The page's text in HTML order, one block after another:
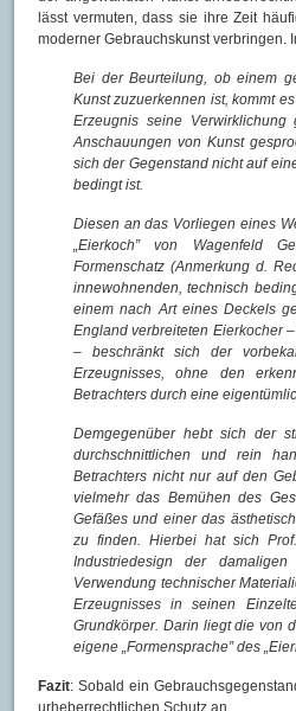
lässt vermuten, dass sie ihre Zeit
moderner Gebrauchskunst verbringen.
Bei der Beurteilung, ob einem
Kunst zuzuerkennen ist, kommt
Erzeugnis seine
Anschauungen von Kunst
sich der Gegenstand nicht auf
bedingt ist.
Diesen an das Vorliegen eines
„Eierkoch” von Wagenfeld
Formenschatz (Anmerkung d.
innewohnenden, technisch
einem nach Art eines Deckels
England verbreiteten Eierkocher
– beschränkt sich der
Erzeugnisses, ohne den
Betrachters durch eine
Demgegenüber hebt sich der
durchschnittlichen und rein
Betrachters nicht nur auf den
vielmehr das Bemühen des
Gefäßes und einer das
zu finden. Hierbei hat sich
Industriedesign der damaligen
Verwendung technischer
Erzeugnisses in seinen
Grundkörper. Darin liegt die von
eigene „Formensprache” des
Fazit: Sobald ein